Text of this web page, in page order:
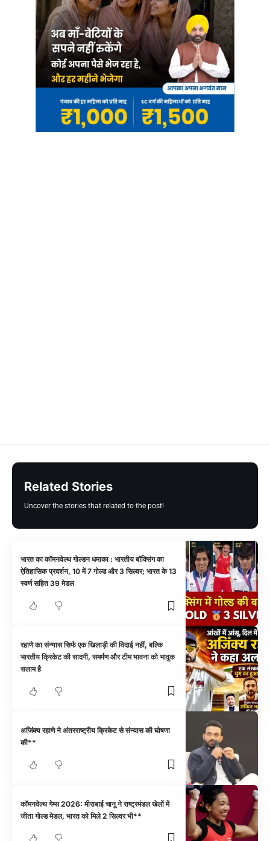
Related Stories
Uncover the stories that related to the post!
भारत का कॉमनवेल्थ गोल्डन धमाका : भारतीय बॉक्सिंग का
ऐतिहासिक प्रदर्शन, 10 में 7 गोल्ड और 3 सिल्वर; भारत के 13
स्वर्ण सहित 39 मेडल
रहाणे का संन्यास सिर्फ एक खिलाड़ी की विदाई नहीं, बल्कि
भारतीय क्रिकेट की सादगी, समर्पण और टीम भावना को भावुक
सलाम है
अजिंक्य रहाणे ने अंतरराष्ट्रीय क्रिकेट से संन्यास की घोषणा
की**
कॉमनवेल्थ गेम्स 2026: मीराबाई चानू ने राष्ट्रमंडल खेलों में
जीता गोल्ड मेडल, भारत को मिले 2 सिल्वर भी**